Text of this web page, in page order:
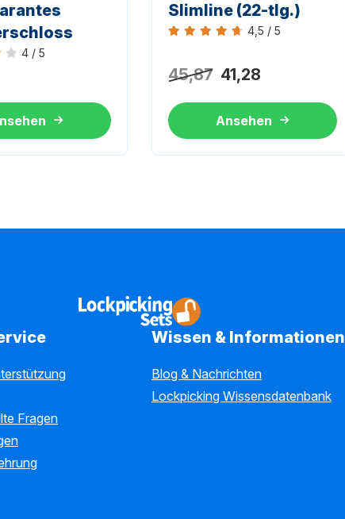
4 von 5
4 / 5
Slimline (22-tlg.)
Bewertung 4,5 von 5
4,5 / 5
45,87 41,28
Ansehen
Fragen
Wissen & Informationen
Blog & Nachrichten
Lockpicking Wissensdatenbank